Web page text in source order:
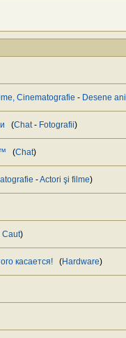
Cinematografie - Desene
(Chat- Fotografii)
(Chat)
-Actori şi filme)
Caut)
касается! (Hardware)